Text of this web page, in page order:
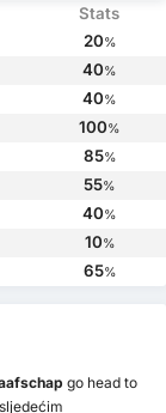
Stats
20%
40%
40%
100%
85%
55%
40%
10%
65%
go head to